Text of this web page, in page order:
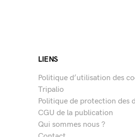
LIENS
Politique d’utilisation des
Tripalio
Politique de protection des
CGU de la publication
Qui sommes nous ?